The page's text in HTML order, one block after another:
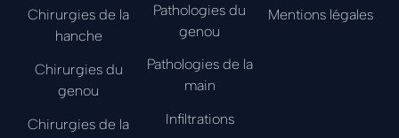
Poids corporel sain
Chirurgies de la
hanche
Chirurgies du
genou
Chirurgies de la
Pathologies du
genou
Pathologies de la
main
Infiltrations
Mentions légales